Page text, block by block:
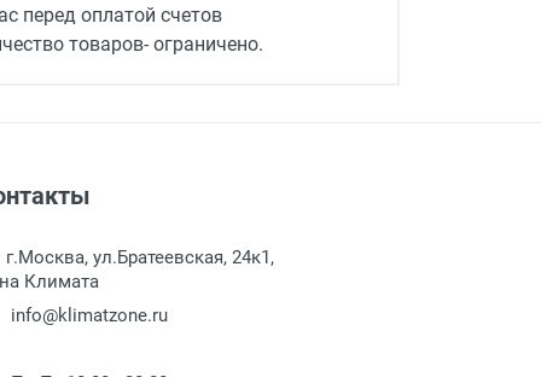
перед оплатой счетов
товаров- ограничено.
г.Москва, ул.Братеевская, 24к1,
Климата
info@klimatzone.ru